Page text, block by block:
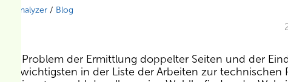
SiteAnalyzer / Blog
Das Problem der Ermittlung doppelter Seiten und der
der wichtigsten in der Liste der Arbeiten zur